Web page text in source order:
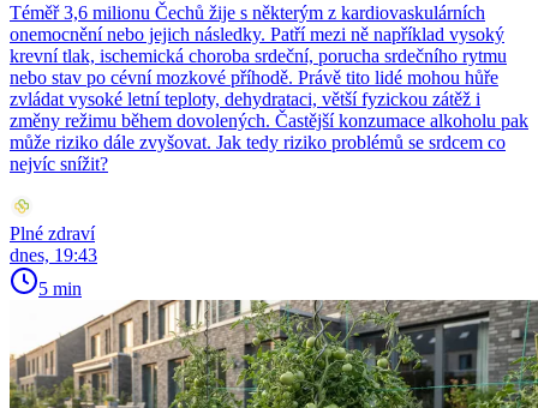
Téměř 3,6 milionu Čechů žije s některým z kardiovaskulárních
onemocnění nebo jejich následky. Patří mezi ně například vysoký
krevní tlak, ischemická choroba srdeční, porucha srdečního rytmu
nebo stav po cévní mozkové příhodě. Právě tito lidé mohou hůře
zvládat vysoké letní teploty, dehydrataci, větší fyzickou zátěž i
změny režimu během dovolených. Častější konzumace alkoholu pak
může riziko dále zvyšovat. Jak tedy riziko problémů se srdcem co
nejvíc snížit?
Plné zdraví
dnes, 19:43
5 min